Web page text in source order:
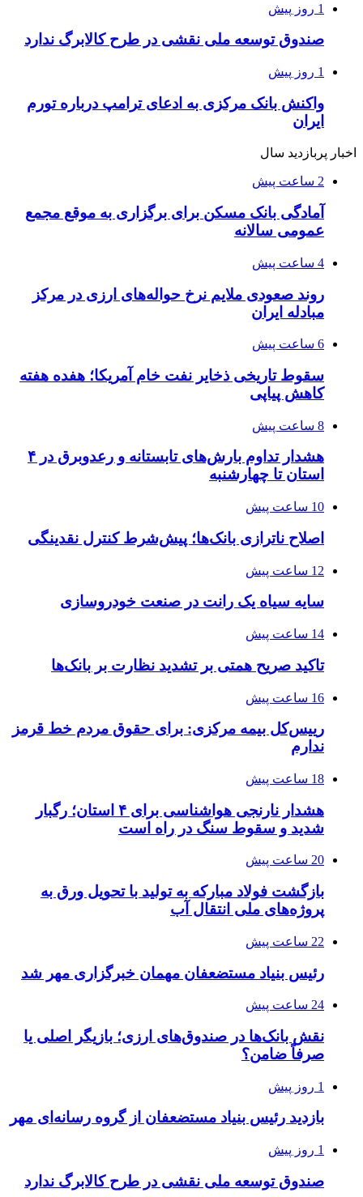
1 روز پیش
صندوق توسعه ملی نقشی در طرح کالابرگ ندارد
1 روز پیش
واکنش بانک مرکزی به ادعای ترامپ درباره تورم
ایران
اخبار پربازدید سال
2 ساعت پیش
آمادگی بانک مسکن برای برگزاری به موقع مجمع
عمومی سالانه
4 ساعت پیش
روند صعودی ملایم نرخ حواله‌های ارزی در مرکز
مبادله ایران
6 ساعت پیش
سقوط تاریخی ذخایر نفت خام آمریکا؛ هفده هفته
کاهش پیاپی
8 ساعت پیش
هشدار تداوم بارش‌های تابستانه و رعدوبرق در ۴
استان تا چهارشنبه
10 ساعت پیش
اصلاح ناترازی بانک‌ها؛ پیش‌شرط کنترل نقدینگی
12 ساعت پیش
سایه سیاه یک رانت در صنعت خودروسازی
14 ساعت پیش
تاکید صریح همتی بر تشدید نظارت بر بانک‌ها
16 ساعت پیش
رییس‌کل بیمه مرکزی: برای حقوق مردم خط قرمز
ندارم
18 ساعت پیش
هشدار نارنجی هواشناسی برای ۴ استان؛ رگبار
شدید و سقوط سنگ در راه است
20 ساعت پیش
بازگشت فولاد مبارکه به تولید با تحویل ورق به
پروژه‌های ملی انتقال آب
22 ساعت پیش
رئیس بنیاد مستضعفان مهمان خبرگزاری مهر شد
24 ساعت پیش
نقش بانک‌ها در صندوق‌های ارزی؛ بازیگر اصلی یا
صرفاً ضامن؟
1 روز پیش
بازدید رئیس بنیاد مستضعفان از گروه رسانه‌ای مهر
1 روز پیش
صندوق توسعه ملی نقشی در طرح کالابرگ ندارد